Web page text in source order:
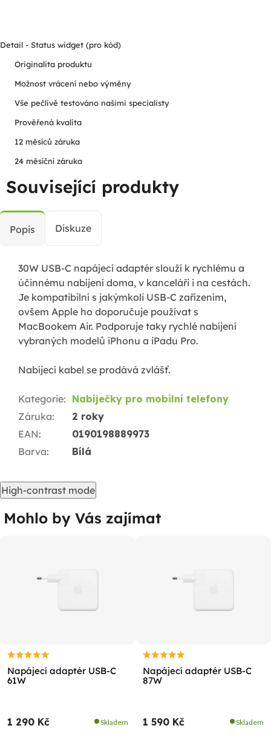
Detail - Status widget (pro kód)
Originalita produktu
Možnost vrácení nebo výměny
Vše pečlivě testováno našimi specialisty
Prověřená kvalita
12 měsíců záruka
24 měsíční záruka
Související produkty
Popis Diskuze
30W USB-C napájecí adaptér slouží k rychlému a
účinnému nabíjení doma, v kanceláři i na cestách.
Je kompatibilní s jakýmkoli USB-C zařízením,
ovšem Apple ho doporučuje používat s
MacBookem Air. Podporuje taky rychlé nabíjení
vybraných modelů iPhonu a iPadu Pro.
Nabíjecí kabel se prodává zvlášť.
Kategorie: Nabíječky pro mobilní telefony
Záruka:
2 roky
EAN:
0190198889973
Barva: Bílá
High-contrast mode
Mohlo by Vás zajímat
Napájecí adaptér USB-C
61W
1 290 Kč Skladem
Napájecí adaptér USB-C
87W
1 590 Kč Skladem